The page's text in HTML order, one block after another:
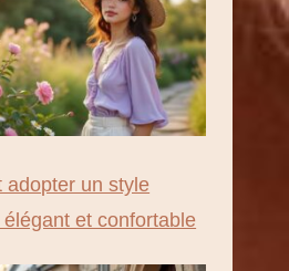
adopter un style
et confortable